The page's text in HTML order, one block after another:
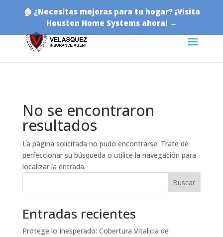
🏠 ¿Necesitas mejoras para tu hogar? ¡Visita
Houston Home Systems ahora! →
No se encontraron
resultados
La página solicitada no pudo encontrarse. Trate de
perfeccionar su búsqueda o utilice la navegación para
localizar la entrada.
Buscar
Entradas recientes
Protege lo Inesperado: Cobertura Vitalicia de